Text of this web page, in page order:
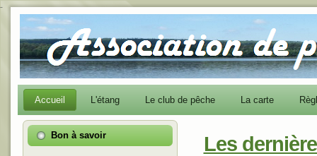
-
Accueil L'étang Le club de pêche La carte
Bon à savoir
Les